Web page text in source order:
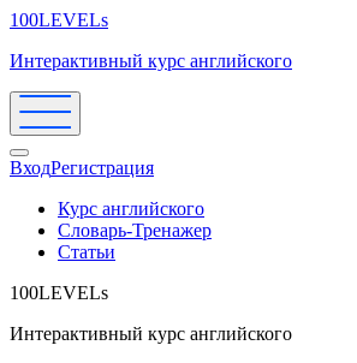
100LEVELs
Интерактивный курс английского
ВходРегистрация
Курс английского
Словарь-Тренажер
Статьи
100LEVELs
Интерактивный курс английского